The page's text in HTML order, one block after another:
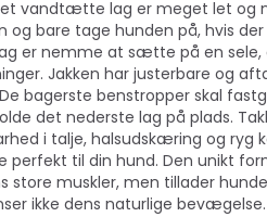
vandtætte lag er meget let og
og bare tage hunden på, hvis
er nemme at sætte på en sele,
Jakken har justerbare og
bagerste benstropper skal
det nederste lag på plads.
i talje, halsudskæring og ryg
perfekt til din hund. Den unikt
store muskler, men tillader
ikke dens naturlige bevægelse.